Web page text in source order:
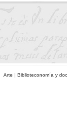
Arte | Biblioteconomía y